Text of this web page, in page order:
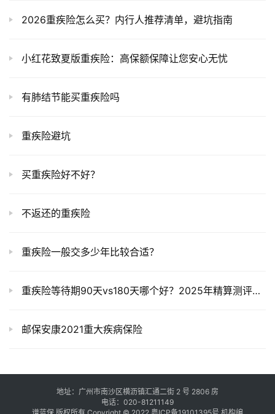
2026重疾险怎么买？内行人推荐清单，避坑指南
小红花致夏版重疾险：高保额保障让您安心无忧
有肺结节能买重疾险吗
重疾险避坑
买重疾险好不好？
不返还的重疾险
重疾险一般交多少年比较合适？
重疾险等待期90天vs180天哪个好？2025年精算测评揭秘保费差异真相
邮保安康2021重大疾病保险
地址：广州市南沙区横沥镇汇通二街 2 号 2806 房
电话：020-81211149